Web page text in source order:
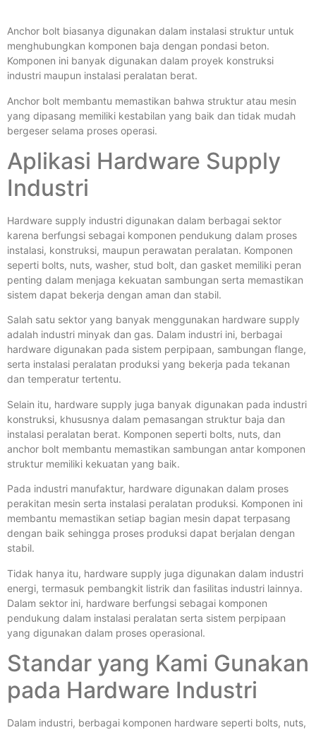
Anchor bolt biasanya digunakan dalam instalasi struktur untuk
menghubungkan komponen baja dengan pondasi beton.
Komponen ini banyak digunakan dalam proyek konstruksi
industri maupun instalasi peralatan berat.
Anchor bolt membantu memastikan bahwa struktur atau mesin
yang dipasang memiliki kestabilan yang baik dan tidak mudah
bergeser selama proses operasi.
Aplikasi Hardware Supply
Industri
Hardware supply industri digunakan dalam berbagai sektor
karena berfungsi sebagai komponen pendukung dalam proses
instalasi, konstruksi, maupun perawatan peralatan. Komponen
seperti bolts, nuts, washer, stud bolt, dan gasket memiliki peran
penting dalam menjaga kekuatan sambungan serta memastikan
sistem dapat bekerja dengan aman dan stabil.
Salah satu sektor yang banyak menggunakan hardware supply
adalah industri minyak dan gas. Dalam industri ini, berbagai
hardware digunakan pada sistem perpipaan, sambungan flange,
serta instalasi peralatan produksi yang bekerja pada tekanan
dan temperatur tertentu.
Selain itu, hardware supply juga banyak digunakan pada industri
konstruksi, khususnya dalam pemasangan struktur baja dan
instalasi peralatan berat. Komponen seperti bolts, nuts, dan
anchor bolt membantu memastikan sambungan antar komponen
struktur memiliki kekuatan yang baik.
Pada industri manufaktur, hardware digunakan dalam proses
perakitan mesin serta instalasi peralatan produksi. Komponen ini
membantu memastikan setiap bagian mesin dapat terpasang
dengan baik sehingga proses produksi dapat berjalan dengan
stabil.
Tidak hanya itu, hardware supply juga digunakan dalam industri
energi, termasuk pembangkit listrik dan fasilitas industri lainnya.
Dalam sektor ini, hardware berfungsi sebagai komponen
pendukung dalam instalasi peralatan serta sistem perpipaan
yang digunakan dalam proses operasional.
Standar yang Kami Gunakan
pada Hardware Industri
Dalam industri, berbagai komponen hardware seperti bolts, nuts,